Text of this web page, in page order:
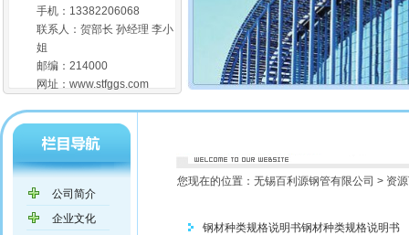
手机：13382206068
联系人：贺部长 孙经理 李小
姐
邮编：214000
网址： www.stfggs.com
您现在的位置： 无锡百利源钢管有限公司 > 资
公司简介
企业文化
钢材种类规格说明书钢材种类规格说明书